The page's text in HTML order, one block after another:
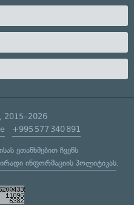
2015–2026
+995 577 340 891
ეთანხმებით ჩვენს
ინფორმაციის პოლიტიკას.